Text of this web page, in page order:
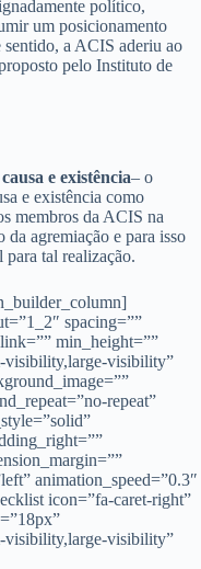
político,
um posicionamento
sentido, a ACIS aderiu ao
pelo Instituto de
e existência– o
e existência como
membros da ACIS na
da agremiação e para isso
tal realização.
spacing=””
min_height=””
visibility,large-visibility”
repeat”
animation_speed=”0.3″
icon=”fa-caret-right”
visibility,large-visibility”